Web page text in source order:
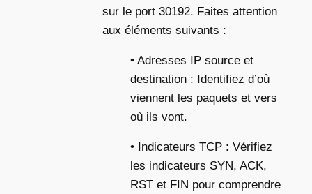
sur le port 30192. Faites attention
aux éléments suivants :
• Adresses IP source et
destination : Identifiez d’où
viennent les paquets et vers
où ils vont.
• Indicateurs TCP : Vérifiez
les indicateurs SYN, ACK,
RST et FIN pour comprendre